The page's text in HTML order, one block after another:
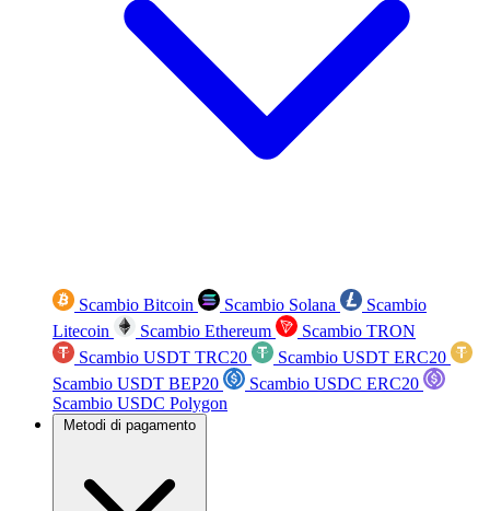
Scambio Bitcoin Scambio Solana
Scambio
Litecoin
Scambio Ethereum
Scambio TRON
Scambio USDT TRC20
Scambio USDT ERC20
Scambio USDT BEP20
Scambio USDC ERC20
Scambio USDC Polygon
Metodi di pagamento